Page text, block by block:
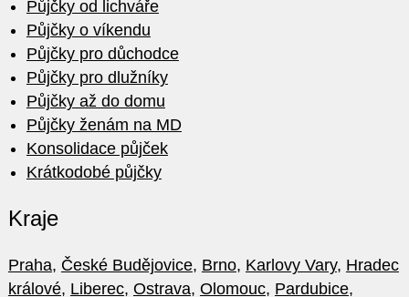
Půjčky od lichváře
Půjčky o víkendu
Půjčky pro důchodce
Půjčky pro dlužníky
Půjčky až do domu
Půjčky ženám na MD
Konsolidace půjček
Krátkodobé půjčky
Kraje
Praha, České Budějovice, Brno, Karlovy Vary, Hradec
králové, Liberec, Ostrava, Olomouc, Pardubice,